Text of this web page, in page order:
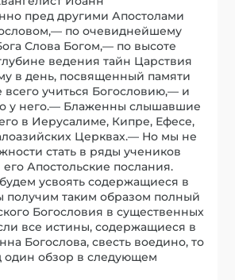
пред другими Апостолами
по очевиднейшему
Слова Богом,— по высоте
ведения тайн Царствия
в день, посвященный памяти
всего учиться Богословию,— и
у него.— Блаженны слышавшие
в Иерусалиме, Кипре, Ефесе,
Церквах.— Но мы не
стать в ряды учеников
Апостольские послания.
усвоять содержащиеся в
получим таким образом полный
Богословия в существенных
все истины, содержащиеся в
Богослова, свесть воедино, то
один обзор в следующем